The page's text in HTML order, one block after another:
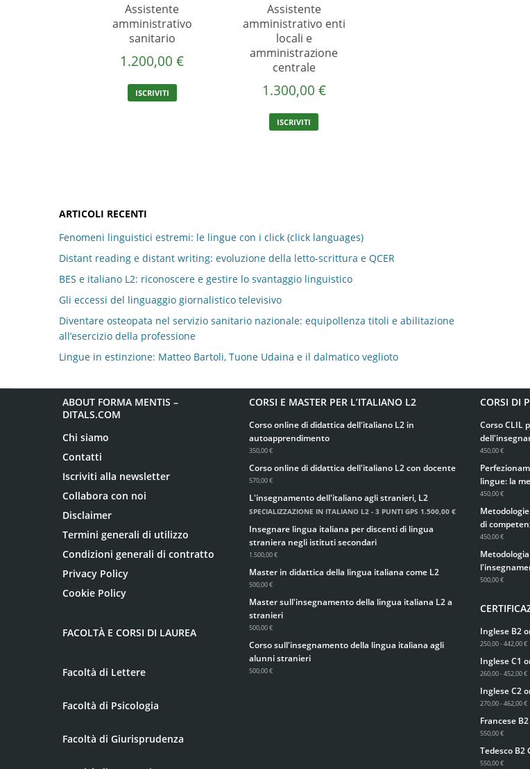
Assistente
amministrativo
sanitario
1.200,00€
ISCRIVITI
Assistente
amministrativo enti
locali e
amministrazione
centrale
1.300,00 €
ISCRIVITI
ARTICOLI RECENTI
Fenomeni linguistici estremi: le lingue con i click (click languages)
Distant reading e distant writing: evoluzione della letto-scrittura e QCER
BES e italiano L2: riconoscere e gestire lo svantaggio linguistico
Gli eccessi del linguaggio giornalistico televisivo
Diventare osteopata nel servizio sanitario nazionale: equipollenza titoli e abilitazione
all’esercizio della professione
Lingue in estinzione: Matteo Bartoli, Tuone Udaina e il dalmatico veglioto
ABOUT FORMA MENTIS –
DITALS.COM
Chi siamo
Contatti
Iscriviti alla newsletter
Collabora con noi
Disclaimer
Termini generali di utilizzo
Condizioni generali di contratto
Privacy Policy
Cookie Policy
FACOLTÀ E CORSI DI LAUREA
Facoltà di Lettere
Facoltà di Psicologia
Facoltà di Giurisprudenza
CORSI E MASTER PER L’ITALIANO L2
Corso online di didattica dell'italiano L2 in
autoapprendimento
350,00 €
Corso online di didattica dell'italiano L2 con docente
570,00 €
L'insegnamento dell'italiano agli stranieri, L2
SPECIALIZZAZIONE IN ITALIANO L2 - 3 PUNTI GPS 1.500,00 €
Insegnare lingua italiana per discenti di lingua
straniera negli istituti secondari
1.500,00 €
Master in didattica della lingua italiana come L2
500,00 €
Master sull'insegnamento della lingua italiana L2 a
stranieri
500,00 €
Corso sull'insegnamento della lingua italiana agli
alunni stranieri
500,00 €
CORSI DI
Corso CLIL
450,00 €
lingue: la
450,00 €
di
450,00 €
500,00 €
Inglese B2
250,00 - 442,00 €
Inglese C1
260,00 - 452,00 €
Inglese C2
270,00 - 462,00 €
Francese
550,00 €
Tedesco B2
550,00 €